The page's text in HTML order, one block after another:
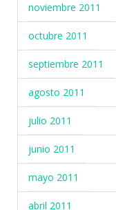
noviembre 2011
octubre 2011
septiembre 2011
agosto 2011
julio 2011
junio 2011
mayo 2011
abril 2011